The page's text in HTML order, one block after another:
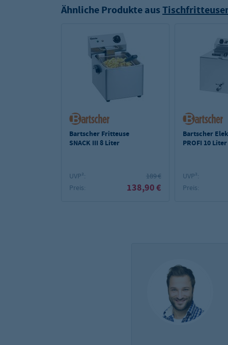
Ähnliche Produkte aus
Bartscher Fritteuse
SNACK III 8 Liter
UVP²:
189 €
Preis:
138,90 €
Bartscher
PROFI 10
UVP²:
Preis: